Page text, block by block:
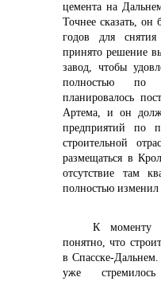
+7 (423) 234
цемента на
Точнее сказать, он
годов для
принято решение
завод, чтобы
полностью по
планировалось
Артема, и он
предприятий по
строительной
размещаться в
отсутствие там
полностью изменил
К моменту
понятно, что
в Спасске-
уже